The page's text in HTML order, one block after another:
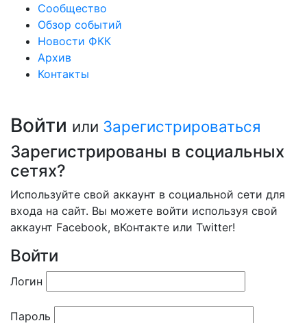
Сообщество
Обзор событий
Новости ФКК
Архив
Контакты
Войти или Зарегистрироваться
Зарегистрированы в социальных
сетях?
Используйте свой аккаунт в социальной сети для
входа на сайт. Вы можете войти используя свой
аккаунт Facebook, вКонтакте или Twitter!
Войти
Логин
Пароль